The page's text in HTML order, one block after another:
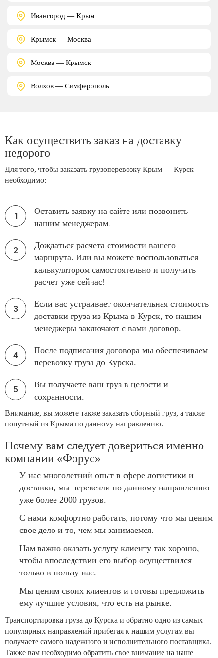
Ивангород — Крым
Крымск — Москва
Москва — Крымск
Волхов — Симферополь
Как осуществить заказ на доставку
недорого
Для того, чтобы заказать грузоперевозку Крым — Курск
необходимо:
Оставить заявку на сайте или позвонить
нашим менеджерам.
Дождаться расчета стоимости вашего
маршрута. Или вы можете воспользоваться
калькулятором самостоятельно и получить
расчет уже сейчас!
Если вас устраивает окончательная стоимость
доставки груза из Крыма в Курск, то нашим
менеджеры заключают с вами договор.
После подписания договора мы обеспечиваем
перевозку груза до Курска.
Вы получаете ваш груз в целости и
сохранности.
Внимание, вы можете также заказать сборный груз, а также
попутный из Крыма по данному направлению.
Почему вам следует довериться именно
компании «Форус»
У нас многолетний опыт в сфере логистики и
доставки, мы перевезли по данному направлению
уже более 2000 грузов.
С нами комфортно работать, потому что мы ценим
свое дело и то, чем мы занимаемся.
Нам важно оказать услугу клиенту так хорошо,
чтобы впоследствии его выбор осуществился
только в пользу нас.
Мы ценим своих клиентов и готовы предложить
ему лучшие условия, что есть на рынке.
Транспортировка груза до Курска и обратно одно из самых
популярных направлений прибегая к нашим услугам вы
получаете самого надежного и исполнительного поставщика.
Также вам необходимо обратить свое внимание на наше